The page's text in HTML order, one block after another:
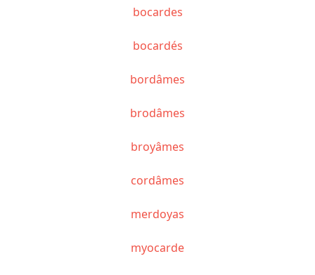
bocardes
bocardés
bordâmes
brodâmes
broyâmes
cordâmes
merdoyas
myocarde